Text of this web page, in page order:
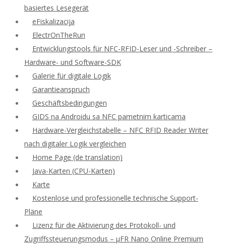
basiertes Lesegerät
eFiskalizacija
ElectrOnTheRun
Entwicklungstools für NFC-RFID-Leser und -Schreiber –
Hardware- und Software-SDK
Galerie für digitale Logik
Garantieanspruch
Geschäftsbedingungen
GIDS na Androidu sa NFC pametnim karticama
Hardware-Vergleichstabelle – NFC RFID Reader Writer
nach digitaler Logik vergleichen
Home Page (de translation)
Java-Karten (CPU-Karten)
Karte
Kostenlose und professionelle technische Support-
Pläne
Lizenz für die Aktivierung des Protokoll- und
Zugriffssteuerungsmodus – μFR Nano Online Premium